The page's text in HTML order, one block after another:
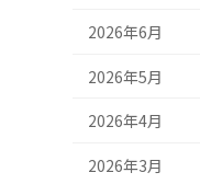
2026年6月
2026年5月
2026年4月
2026年3月